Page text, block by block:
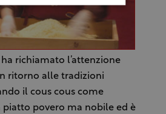
ha richiamato l’attenzione
ritorno alle tradizioni
il cous cous come
piatto povero ma nobile ed è